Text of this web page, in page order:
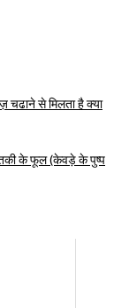
चढाने से मिलता है क्या
के फूल (केवड़े के पुष्प